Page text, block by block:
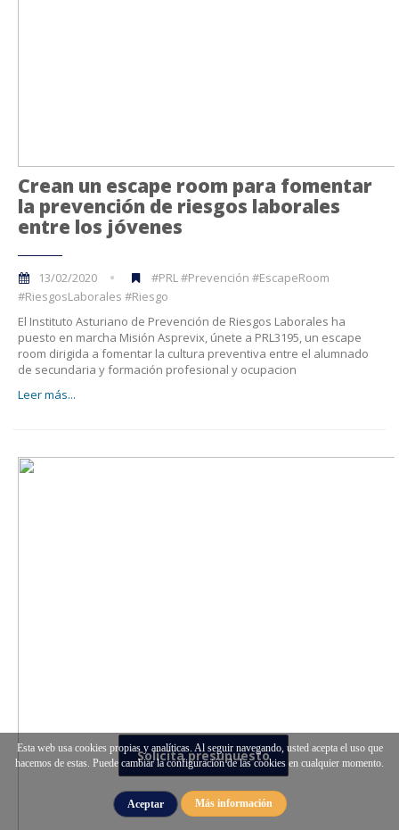
Esta web usa cookies propias y analíticas. Al seguir navegando, usted acepta el uso que
hacemos de estas. Puede cambiar la configuración de las cookies en cualquier momento.
Aceptar Más información
Solicita presupuesto
Crean un escape room para fomentar
la prevención de riesgos laborales
entre los jóvenes
13/02/2020
#PRL #Prevención #EscapeRoom
#RiesgosLaborales #Riesgo
El Instituto Asturiano de Prevención de Riesgos Laborales ha
puesto en marcha Misión Asprevix, únete a PRL3195, un escape
room dirigida a fomentar la cultura preventiva entre el alumnado
de secundaria y formación profesional y ocupacion
Leer más...